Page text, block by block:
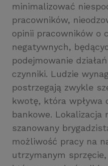
minimalizować
pracowników,
opinii pracowników o
negatywnych,
podejmowanie
czynniki. Ludzie
postrzegają zwykle
kwotę, która wpływa
bankowe. Lokalizacja
szanowany
możliwość pracy na
utrzymanym